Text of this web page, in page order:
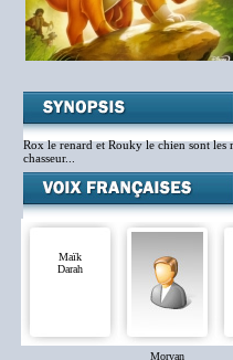
Rox le renard et Rouky le chien sont les
chasseur...
Maïk
Darah
Morvan